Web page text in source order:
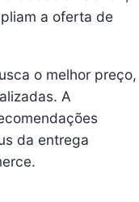
a oferta de
o melhor preço,
A
da entrega